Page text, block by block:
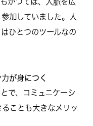
加していました。人
ひとつのツールなの
が身につく
で、コミュニケーシ
ことも大きなメリッ